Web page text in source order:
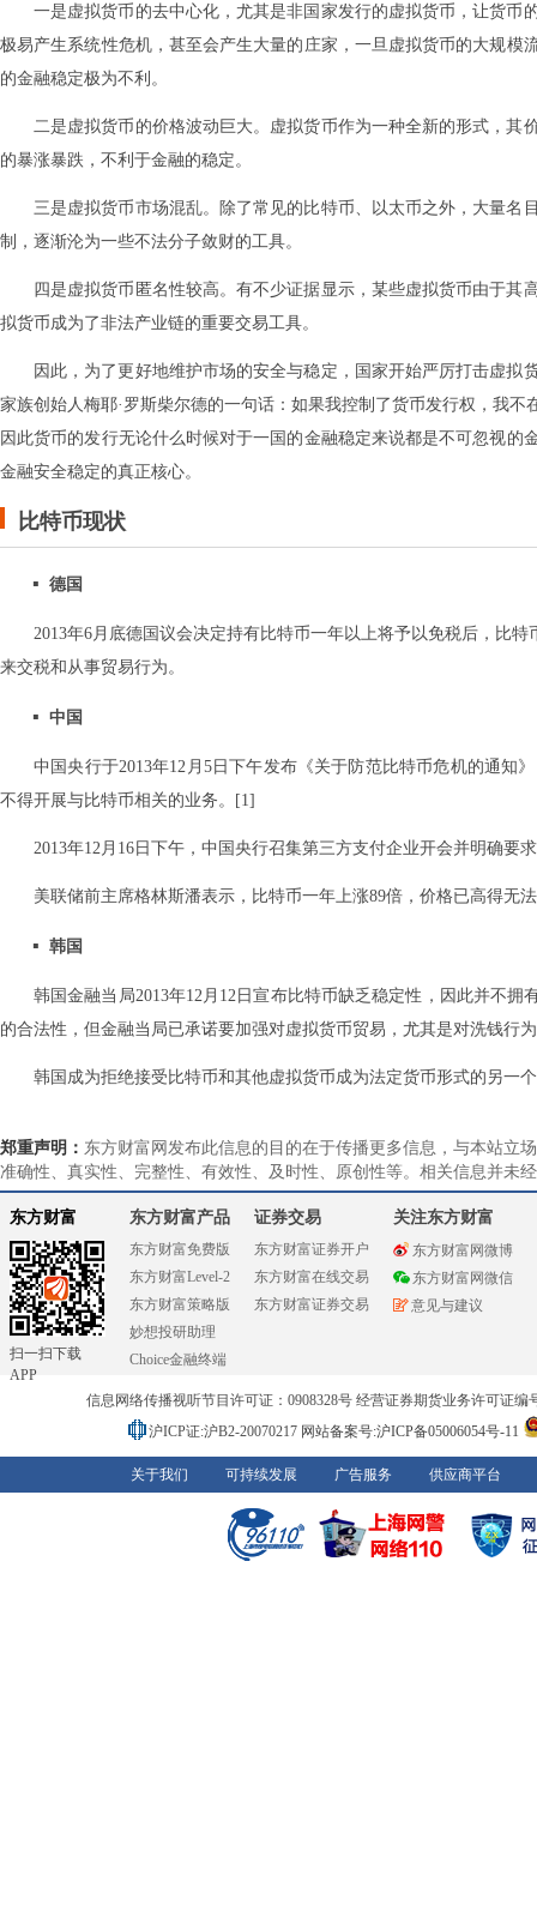
一是虚拟货币的去中心化，尤其是非国家发行的虚拟货币，让货
极易产生系统性危机，甚至会产生大量的庄家，一旦虚拟货币的大规
的金融稳定极为不利。
二是虚拟货币的价格波动巨大。虚拟货币作为一种全新的形式，
的暴涨暴跌，不利于金融的稳定。
三是虚拟货币市场混乱。除了常见的比特币、以太币之外，大量
制，逐渐沦为一些不法分子敛财的工具。
四是虚拟货币匿名性较高。有不少证据显示，某些虚拟货币由于
拟货币成为了非法产业链的重要交易工具。
因此，为了更好地维护市场的安全与稳定，国家开始严厉打击虚
家族创始人梅耶·罗斯柴尔德的一句话：如果我控制了货币发行权，我
因此货币的发行无论什么时候对于一国的金融稳定来说都是不可忽视
金融安全稳定的真正核心。
比特币现状
德国
2013年6月底德国议会决定持有比特币一年以上将予以免税后，比
来交税和从事贸易行为。
中国
中国央行于2013年12月5日下午发布《关于防范比特币危机的通知
不得开展与比特币相关的业务。[1]
2013年12月16日下午，中国央行召集第三方支付企业开会并明确
美联储前主席格林斯潘表示，比特币一年上涨89倍，价格已高得无
韩国
韩国金融当局2013年12月12日宣布比特币缺乏稳定性，因此并不
的合法性，但金融当局已承诺要加强对虚拟货币贸易，尤其是对洗钱行
韩国成为拒绝接受比特币和其他虚拟货币成为法定货币形式的另一
郑重声明： 东方财富网发布此信息的目的在于传播更多信息，与本站立
准确性、真实性、完整性、有效性、及时性、原创性等。相关信息并未
东方财富
扫一扫下载
APP
东方财富产品
东方财富免费版
东方财富Level-2
东方财富策略版
妙想投研助理
Choice金融终端
证券交易
东方财富证券开户
东方财富在线交易
东方财富证券交易
关注东方财富
东方财富网微博
东方财富网微信
意见与建议
信息网络传播视听节目许可证：0908328号 经营证券期货业务许可证编
沪ICP证:沪B2-20070217 网站备案号:沪ICP备05006054号-11
关于我们 可持续发展 广告服务 供应商平台